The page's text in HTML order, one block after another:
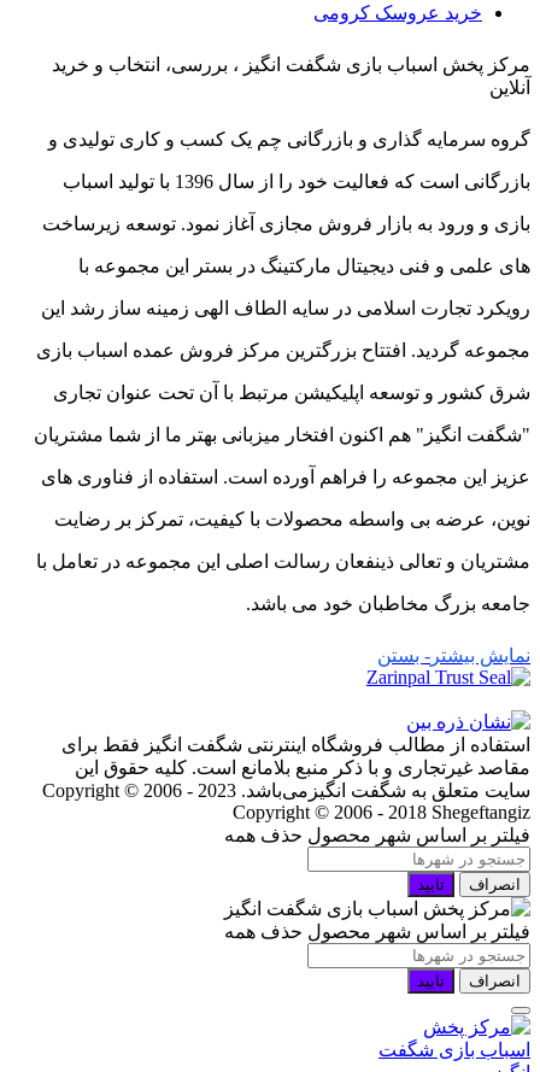
خرید عروسک کرومی
مرکز پخش اسباب بازی شگفت انگیز ، بررسی، انتخاب و خرید
آنلاین
گروه سرمایه گذاری و بازرگانی چم یک کسب و کاری تولیدی و
بازرگانی است که فعالیت خود را از سال 1396 با تولید اسباب
بازی و ورود به بازار فروش مجازی آغاز نمود. توسعه زیرساخت
های علمی و فنی دیجیتال مارکتینگ در بستر این مجموعه با
رویکرد تجارت اسلامی در سایه الطاف الهی زمینه ساز رشد این
مجموعه گردید. افتتاح بزرگترین مرکز فروش عمده اسباب بازی
شرق کشور و توسعه اپلیکیشن مرتبط با آن تحت عنوان تجاری
"شگفت انگیز" هم اکنون افتخار میزبانی بهتر ما از شما مشتریان
عزیز این مجموعه را فراهم آورده است. استفاده از فناوری های
نوین، عرضه بی واسطه محصولات با کیفیت، تمرکز بر رضایت
مشتریان و تعالی ذینفعان رسالت اصلی این مجموعه در تعامل با
جامعه بزرگ مخاطبان خود می باشد.
نمایش بیشتر - بستن
استفاده از مطالب فروشگاه اینترنتی شگفت انگیز فقط برای
مقاصد غیرتجاری و با ذکر منبع بلامانع است. کلیه حقوق این
سایت متعلق به شگفت انگیزمی‌باشد. Copyright © 2006 - 2023
Copyright © 2006 - 2018 Shegeftangiz
فیلتر بر اساس شهر محصول حذف همه
انصراف تایید
فیلتر بر اساس شهر محصول حذف همه
انصراف تایید